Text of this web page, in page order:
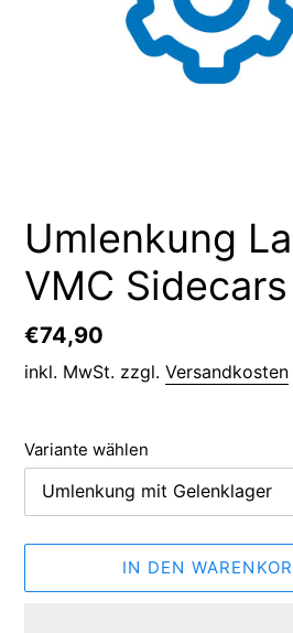
Umlenkung
VMC Sidecars
Normaler
Preis
€74,90
inkl. MwSt. zzgl. Versandkosten
Variante wählen
IN DEN